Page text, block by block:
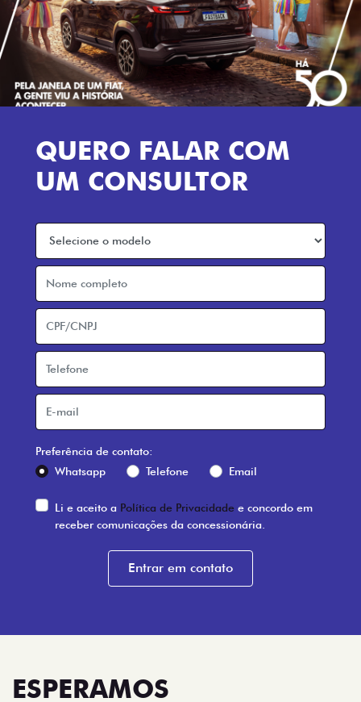
QUERO FALAR COM
UM CONSULTOR
Whatsapp
Telefone Email
Li e aceito aPolítica de Privacidadee concordo em
receber comunicações da concessionária.